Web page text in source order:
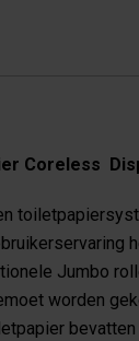
Coreless
Jumbo
worden